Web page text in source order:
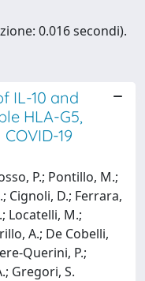
0.016 secondi).
IL-10 and
HLA-G5,
19
P.; Pontillo, M.;
Cignoli, D.; Ferrara,
Locatelli, M.;
A.; De Cobelli,
Querini, P.;
Gregori, S.